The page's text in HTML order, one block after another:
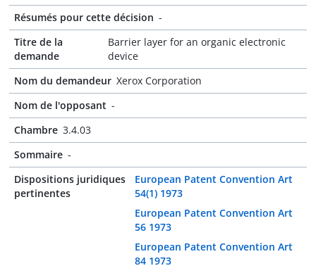
Résumés pour cette décision -
Titre de la
demande
Barrier layer for an organic electronic
device
Nom du demandeur Xerox Corporation
Nom de l'opposant -
Chambre 3.4.03
Sommaire -
Dispositions juridiques
pertinentes
European Patent Convention Art
54(1) 1973
European Patent Convention Art
56 1973
European Patent Convention Art
84 1973